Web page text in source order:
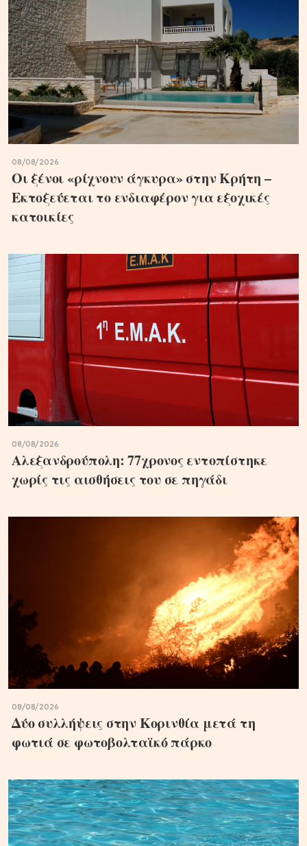
08/08/2026
Οι ξένοι «ρίχνουν άγκυρα» στην Κρήτη –
Εκτοξεύεται το ενδιαφέρον για εξοχικές
κατοικίες
08/08/2026
Αλεξανδρούπολη: 77χρονος εντοπίστηκε
χωρίς τις αισθήσεις του σε πηγάδι
08/08/2026
Δύο συλλήψεις στην Κορινθία μετά τη
φωτιά σε φωτοβολταϊκό πάρκο